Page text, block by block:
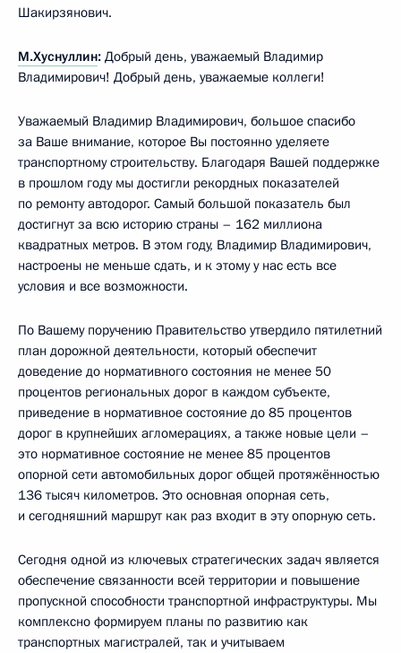
Шакирзянович.
М.Хуснуллин: Добрый день, уважаемый Владимир
Владимирович! Добрый день, уважаемые коллеги!
Уважаемый Владимир Владимирович, большое спасибо
за Ваше внимание, которое Вы постоянно уделяете
транспортному строительству. Благодаря Вашей поддержке
в прошлом году мы достигли рекордных показателей
по ремонту автодорог. Самый большой показатель был
достигнут за всю историю страны – 162 миллиона
квадратных метров. В этом году, Владимир Владимирович,
настроены не меньше сдать, и к этому у нас есть все
условия и все возможности.
По Вашему поручению Правительство утвердило пятилетний
план дорожной деятельности, который обеспечит
доведение до нормативного состояния не менее 50
процентов региональных дорог в каждом субъекте,
приведение в нормативное состояние до 85 процентов
дорог в крупнейших агломерациях, а также новые цели –
это нормативное состояние не менее 85 процентов
опорной сети автомобильных дорог общей протяжённостью
136 тысяч километров. Это основная опорная сеть,
и сегодняшний маршрут как раз входит в эту опорную сеть.
Сегодня одной из ключевых стратегических задач является
обеспечение связанности всей территории и повышение
пропускной способности транспортной инфраструктуры. Мы
комплексно формируем планы по развитию как
транспортных магистралей, так и учитываем